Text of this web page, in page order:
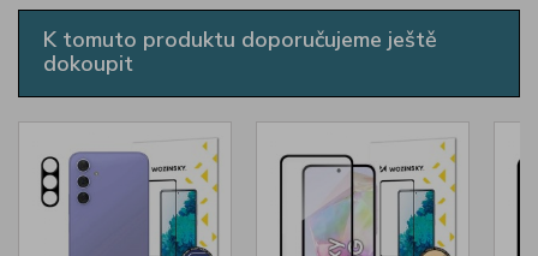
K tomuto produktu doporučujeme ještě
dokoupit